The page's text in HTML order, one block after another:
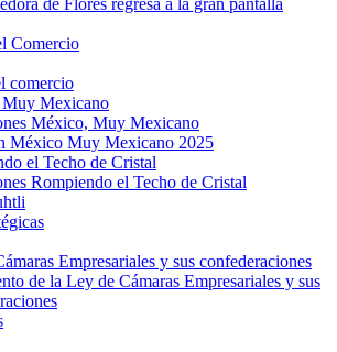
de Flores regresa a la gran pantalla
Comercio
comercio
Mexicano
México, Muy Mexicano
México Muy Mexicano 2025
el Techo de Cristal
Rompiendo el Techo de Cristal
Empresariales y sus confederaciones
de la Ley de Cámaras Empresariales y sus